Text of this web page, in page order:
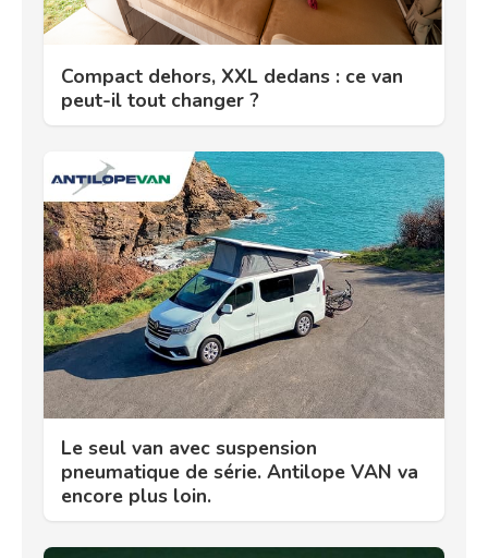
Compact dehors, XXL dedans : ce van
peut-il tout changer ?
Le seul van avec suspension
pneumatique de série. Antilope VAN va
encore plus loin.